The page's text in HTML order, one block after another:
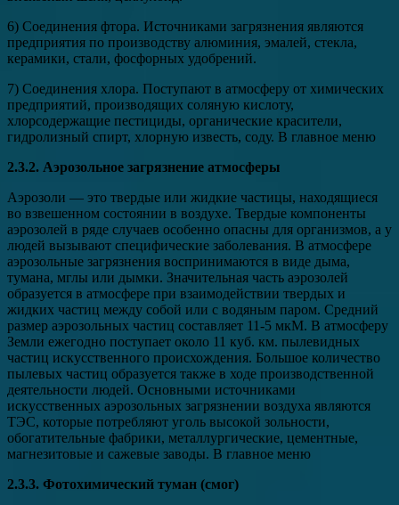
6) Соединения фтора. Источниками загрязнения являются
предприятия по производству алюминия, эмалей, стекла,
керамики, стали, фосфорных удобрений.
7) Соединения хлора. Поступают в атмосферу от химических
предприятий, производящих соляную кислоту,
хлорсодержащие пестициды, органические красители,
гидролизный спирт, хлорную известь, соду. В главное меню
2.3.2. Аэрозольное загрязнение атмосферы
Аэрозоли — это твердые или жидкие частицы, находящиеся
во взвешенном состоянии в воздухе. Твердые компоненты
аэрозолей в ряде случаев особенно опасны для организмов, а у
людей вызывают специфические заболевания. В атмосфере
аэрозольные загрязнения воспринимаются в виде дыма,
тумана, мглы или дымки. Значительная часть аэрозолей
образуется в атмосфере при взаимодействии твердых и
жидких частиц между собой или с водяным паром. Средний
размер аэрозольных частиц составляет 11-5 мкМ. В атмосферу
Земли ежегодно поступает около 11 куб. км. пылевидных
частиц искусственного происхождения. Большое количество
пылевых частиц образуется также в ходе производственной
деятельности людей. Основными источниками
искусственных аэрозольных загрязнении воздуха являются
ТЭС, которые потребляют уголь высокой зольности,
обогатительные фабрики, металлургические, цементные,
магнезитовые и сажевые заводы. В главное меню
2.3.3. Фотохимический туман (смог)